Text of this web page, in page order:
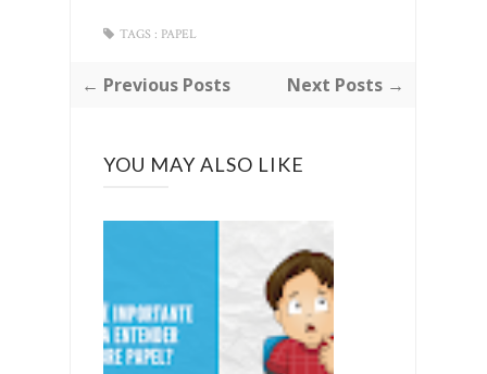
TAGS : PAPEL
← Previous Posts Next Posts →
YOU MAY ALSO LIKE